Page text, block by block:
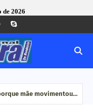
de 2026
mãe movimentou